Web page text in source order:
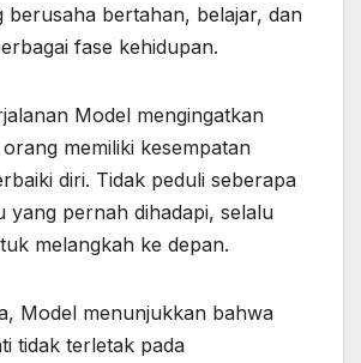
berusaha bertahan, belajar, dan
fase kehidupan.
Model mengingatkan
memiliki kesempatan
diri. Tidak peduli seberapa
yang pernah dihadapi, selalu
melangkah ke depan.
Model menunjukkan bahwa
tidak terletak pada